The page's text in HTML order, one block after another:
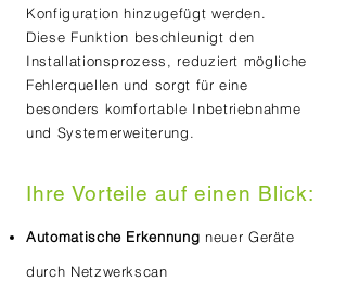
Konfiguration hinzugefügt werden.
Diese Funktion beschleunigt den
Installationsprozess, reduziert mögliche
Fehlerquellen und sorgt für eine
besonders komfortable Inbetriebnahme
und Systemerweiterung.
Ihre Vorteile auf einen Blick:
Automatische Erkennung neuer Geräte
durch Netzwerkscan